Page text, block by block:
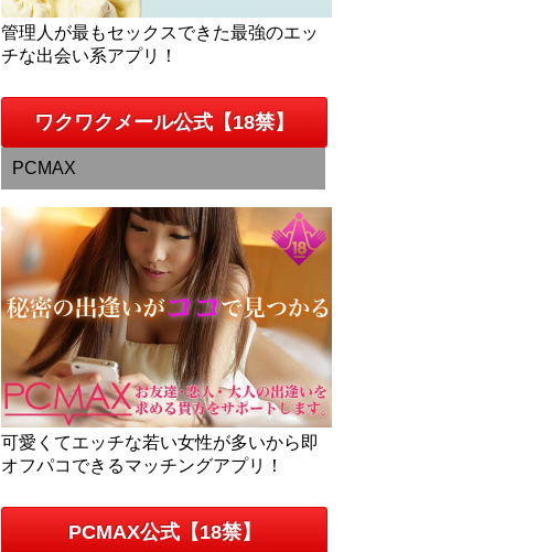
管理人が最もセックスできた最強のエッ
チな出会い系アプリ！
ワクワクメール公式【18禁】
PCMAX
可愛くてエッチな若い女性が多いから即
オフパコできるマッチングアプリ！
PCMAX公式【18禁】